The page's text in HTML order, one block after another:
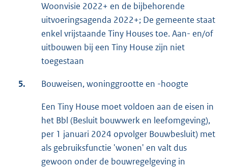
Woonvisie 2022+ en de bijbehorende
uitvoeringsagenda 2022+; De gemeente staat
enkel vrijstaande Tiny Houses toe. Aan- en/of
uitbouwen bij een Tiny House zijn niet
toegestaan
5. Bouweisen, woninggrootte en -hoogte
Een Tiny House moet voldoen aan de eisen in
het Bbl (Besluit bouwwerk en leefomgeving),
per 1 januari 2024 opvolger Bouwbesluit) met
als gebruiksfunctie 'wonen' en valt dus
gewoon onder de bouwregelgeving in